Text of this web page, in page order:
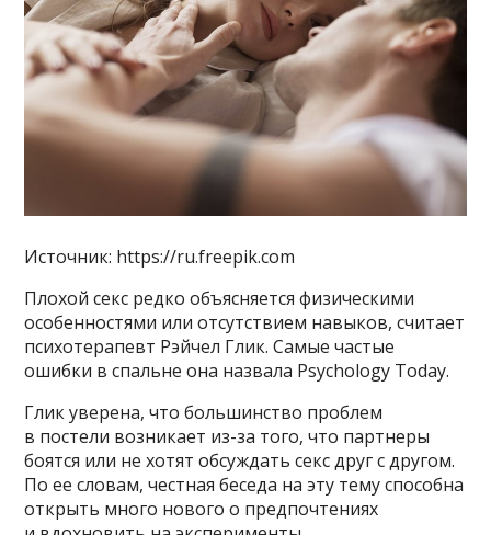
Источник: https://ru.freepik.com
Плохой секс редко объясняется физическими
особенностями или отсутствием навыков, считает
психотерапевт Рэйчел Глик. Самые частые
ошибки в спальне она назвала Psychology Today.
Глик уверена, что большинство проблем
в постели возникает из-за того, что партнеры
боятся или не хотят обсуждать секс друг с другом.
По ее словам, честная беседа на эту тему способна
открыть много нового о предпочтениях